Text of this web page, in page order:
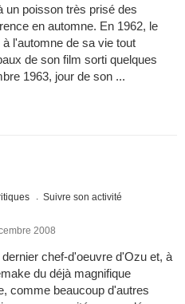
un poisson très prisé des
en automne. En 1962, le
l'automne de sa vie tout
de son film sorti quelques
1963, jour de son ...
Suivre son activité
2008
chef-d'oeuvre d'Ozu et, à
du déjà magnifique
comme beaucoup d'autres